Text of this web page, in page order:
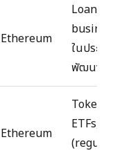
Ethereum
Loans to
ในประเทศ
พัฒนา
Ethereum
ETFs,